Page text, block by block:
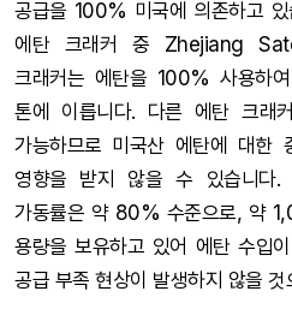
공급을 100% 미국에 의존하고
에탄 크래커 중 Zhejiang
크래커는 에탄을 100% 사용하
톤에 이릅니다. 다른 에탄 크래
가능하므로 미국산 에탄에 대한
영향을 받지 않을 수 있습니다.
가동률은 약 80% 수준으로, 약
용량을 보유하고 있어 에탄 수입
공급 부족 현상이 발생하지 않을 것